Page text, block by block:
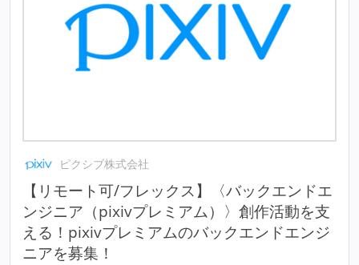
ピクシブ株式会社
【リモート可/フレックス】〈バックエンドエ
ンジニア（pixivプレミアム）〉創作活動を支
える！pixivプレミアムのバックエンドエンジ
ニアを募集！